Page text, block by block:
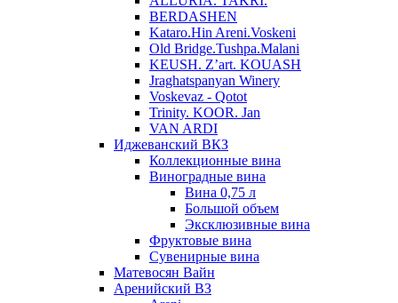
BERDASHEN
Kataro.Hin Areni.Voskeni
Old Bridge.Tushpa.Malani
KEUSH. Z’art. KOUASH
Jraghatspanyan Winery
Voskevaz - Qotot
Trinity. KOOR. Jan
VAN ARDI
Иджеванский ВКЗ
Коллекционные вина
Виноградные вина
Вина 0,75 л
Большой объем
Эксклюзивные вина
Фруктовые вина
Cувенирные вина
Матевосян Вайн
Аренийский ВЗ